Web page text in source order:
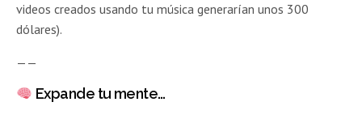
videos creados usando tu música generarían unos 300
dólares).
——
Expande tu mente…